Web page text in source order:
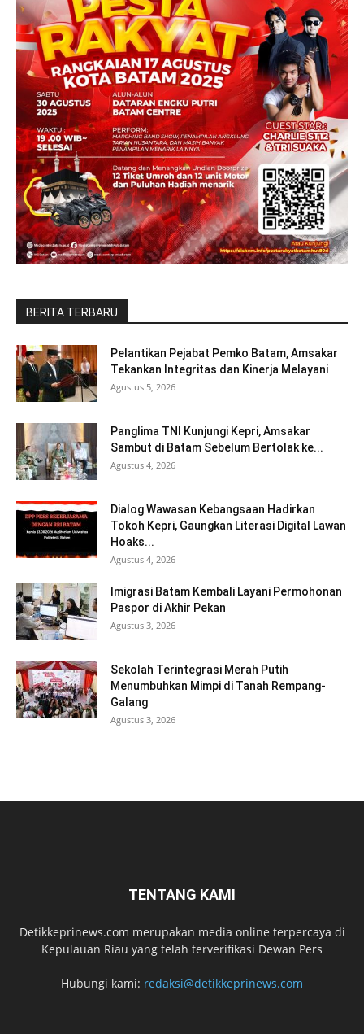
BERITA TERBARU
Pelantikan Pejabat Pemko Batam, Amsakar
Tekankan Integritas dan Kinerja Melayani
Agustus 5, 2026
Panglima TNI Kunjungi Kepri, Amsakar
Sambut di Batam Sebelum Bertolak ke...
Agustus 4, 2026
Dialog Wawasan Kebangsaan Hadirkan
Tokoh Kepri, Gaungkan Literasi Digital Lawan
Hoaks...
Agustus 4, 2026
Imigrasi Batam Kembali Layani Permohonan
Paspor di Akhir Pekan
Agustus 3, 2026
Sekolah Terintegrasi Merah Putih
Menumbuhkan Mimpi di Tanah Rempang-
Galang
Agustus 3, 2026
TENTANG KAMI
Detikkeprinews.com merupakan media online terpercaya di
Kepulauan Riau yang telah terverifikasi Dewan Pers
Hubungi kami: redaksi@detikkeprinews.com